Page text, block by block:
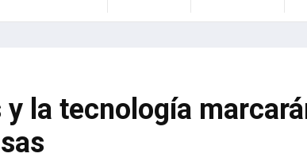
la tecnología